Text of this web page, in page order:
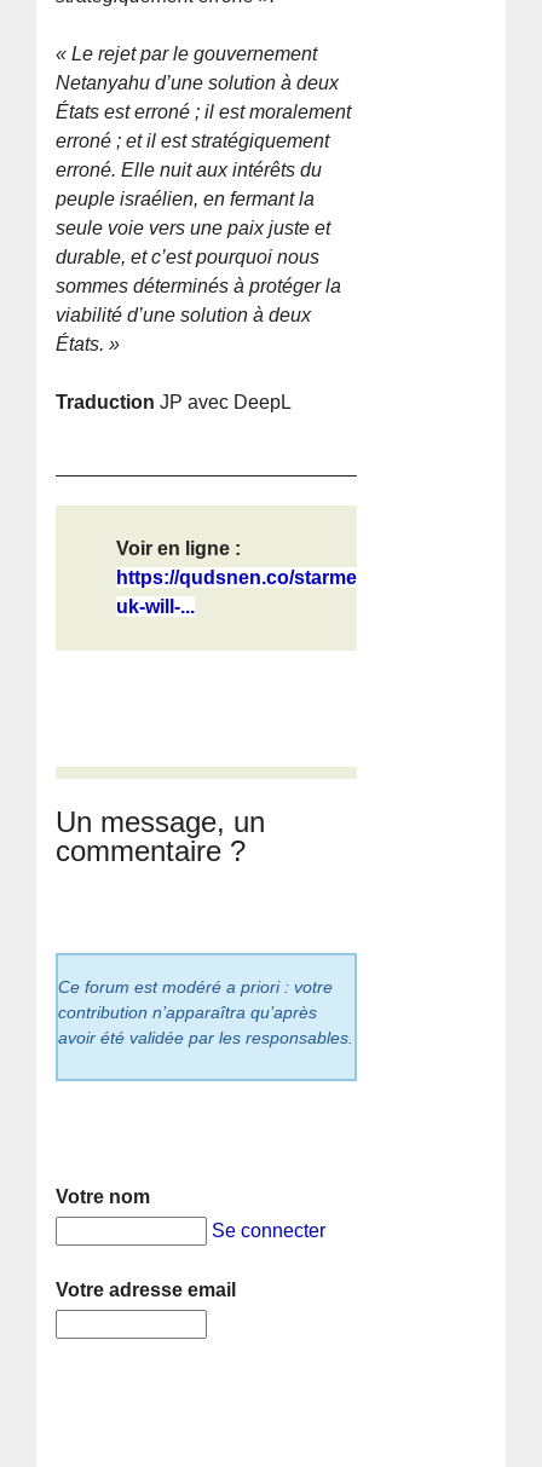
« Le rejet par le gouvernement
Netanyahu d’une solution à deux
États est erroné ; il est moralement
erroné ; et il est stratégiquement
erroné. Elle nuit aux intérêts du
peuple israélien, en fermant la
seule voie vers une paix juste et
durable, et c’est pourquoi nous
sommes déterminés à protéger la
viabilité d’une solution à deux
États. »
TraductionJP avec DeepL
Voir en ligne :
https://qudsnen.co/starmer-
uk-will-...
Un message, un
commentaire ?
Ce forum est modéré a priori : votre
contribution n’apparaîtra qu’après
avoir été validée par les responsables.
Votre nom
Se connecter
Votre adresse email